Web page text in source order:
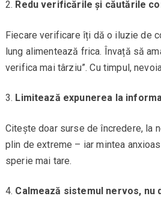
Redu verificările și căutările
Fiecare verificare îți dă o iluzie de
lung alimentează frica. Învață să
verifica mai târziu”. Cu timpul,
Limitează expunerea la
Citește doar surse de încredere, la
plin de extreme – iar mintea
sperie mai tare.
Calmează sistemul nervos, nu